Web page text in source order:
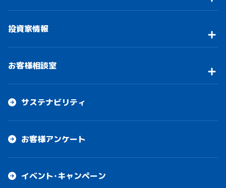
投資家情報
お客様相談室
サステナビリティ
お客様アンケート
イベント・キャンペーン